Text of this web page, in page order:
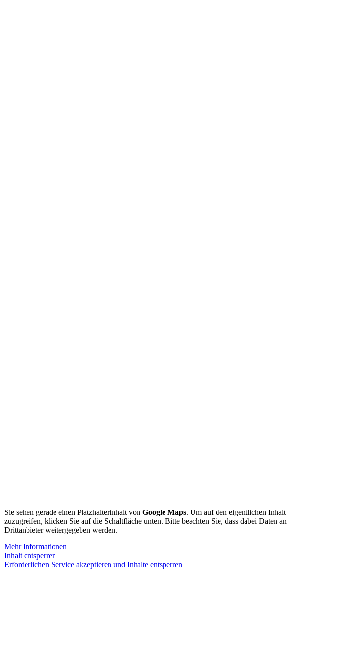
Sie sehen gerade einen Platzhalterinhalt von Google Maps. Um auf den eigentlichen Inhalt
zuzugreifen, klicken Sie auf die Schaltfläche unten. Bitte beachten Sie, dass dabei Daten an
Drittanbieter weitergegeben werden.
Mehr Informationen
Inhalt entsperren
Erforderlichen Service akzeptieren und Inhalte entsperren